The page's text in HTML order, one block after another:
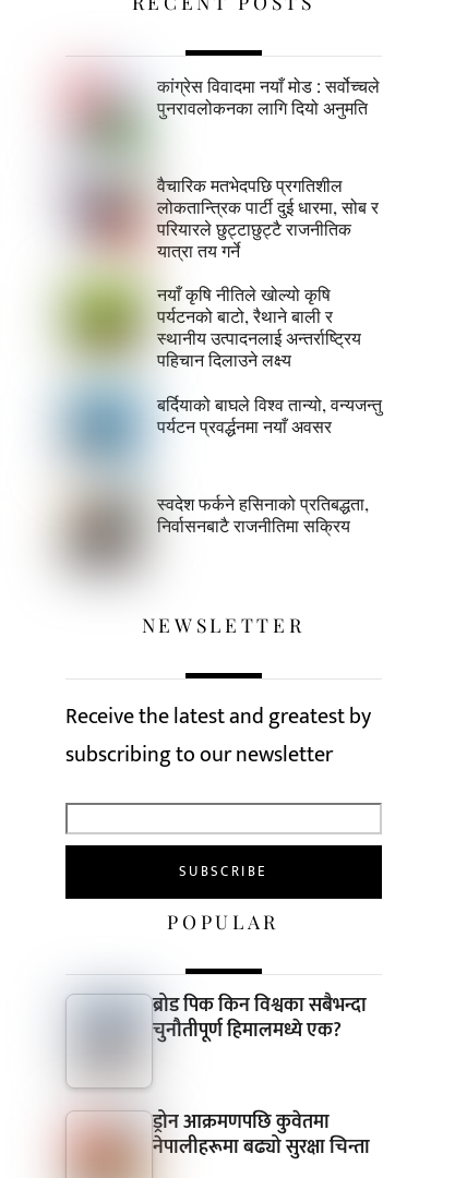
कांग्रेस विवादमा नयाँ मोड : सर्वोच्चले
पुनरावलोकनका लागि दियो अनुमति
वैचारिक मतभेदपछि प्रगतिशील
लोकतान्त्रिक पार्टी दुई धारमा, सोब र
परियारले छुट्टाछुट्टै राजनीतिक
यात्रा तय गर्ने
नयाँ कृषि नीतिले खोल्यो कृषि
पर्यटनको बाटो, रैथाने बाली र
स्थानीय उत्पादनलाई अन्तर्राष्ट्रिय
पहिचान दिलाउने लक्ष्य
बर्दियाको बाघले विश्व तान्यो, वन्यजन्तु
पर्यटन प्रवर्द्धनमा नयाँ अवसर
स्वदेश फर्कने हसिनाको प्रतिबद्धता,
निर्वासनबाटै राजनीतिमा सक्रिय
NEWSLETTER
Receive the latest and greatest by
subscribing to our newsletter
POPULAR
ब्रोड पिक किन विश्वका सबैभन्दा
चुनौतीपूर्ण हिमालमध्ये एक?
ड्रोन आक्रमणपछि कुवेतमा
नेपालीहरूमा बढ्यो सुरक्षा चिन्ता